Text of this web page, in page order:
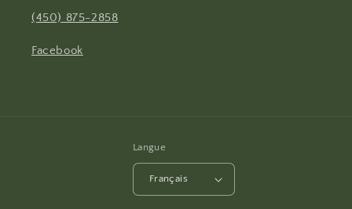
(450) 875-2858
Facebook
Langue
Français